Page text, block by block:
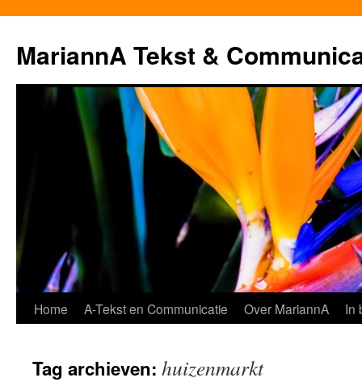
MariannA Tekst &
Ga
de
Home A-Tekst en Communicatie Over MariannA In
Tag archieven: huizenmarkt